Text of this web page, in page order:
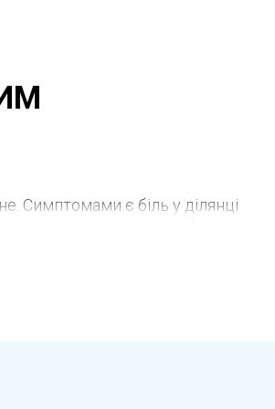
Симптомами є біль у ділянці